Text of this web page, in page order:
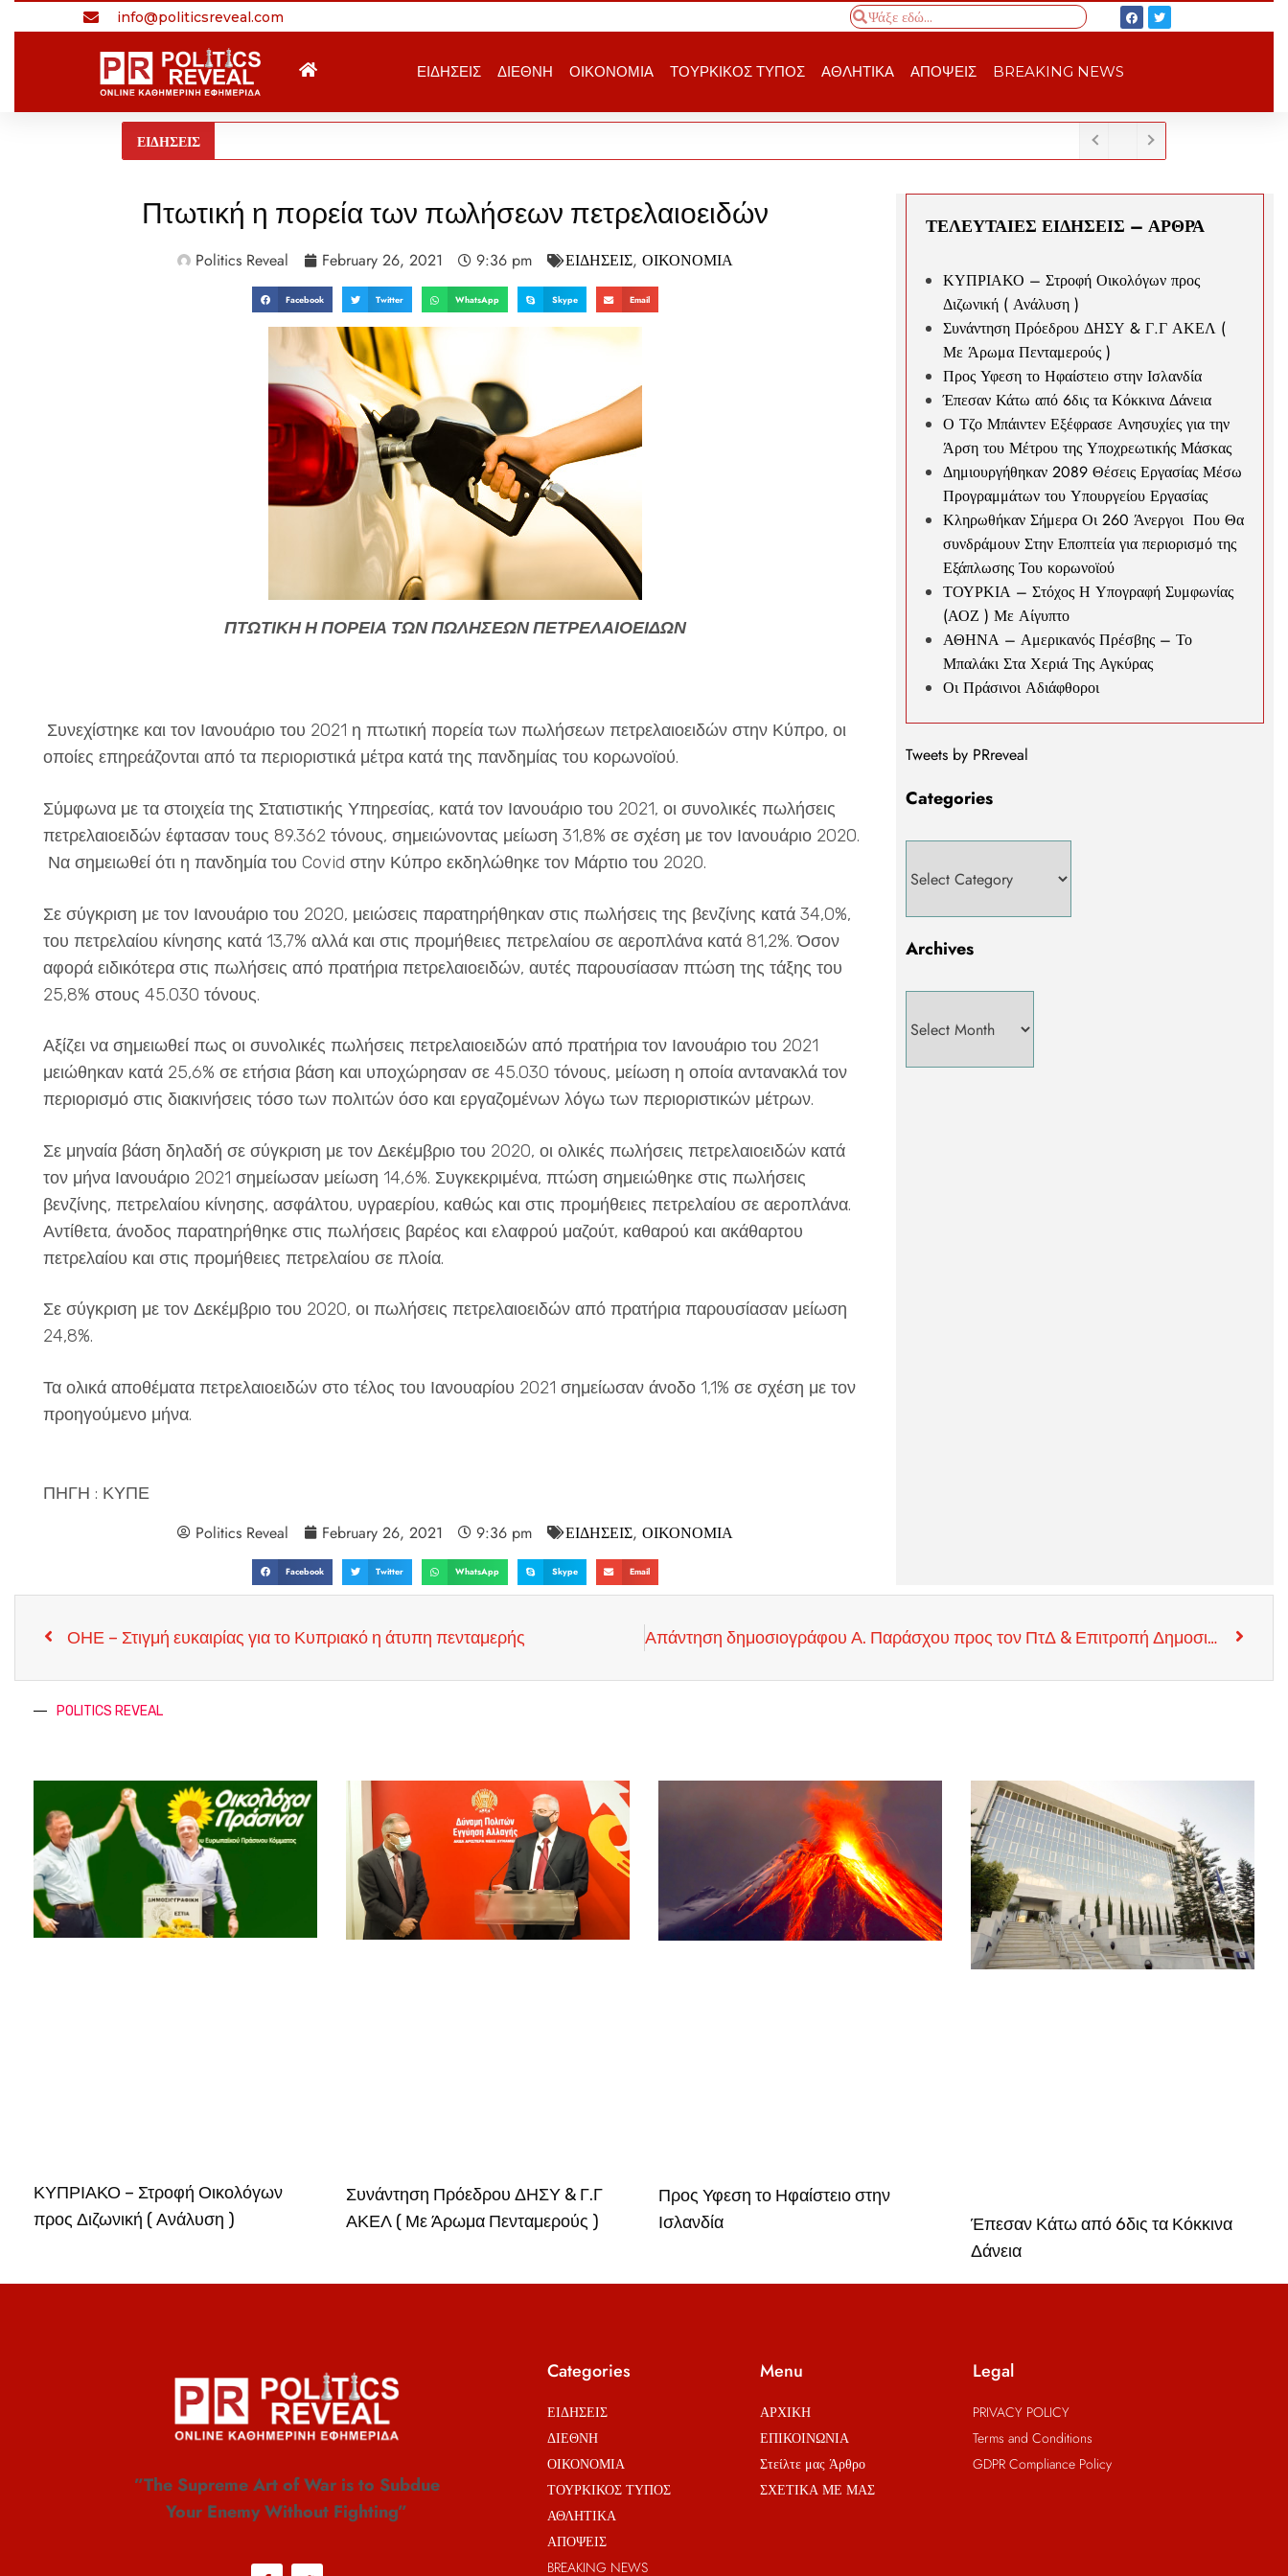
info@politicsreveal.com
ΕΙΔΗΣΕΙΣ ΔΙΕΘΝΗ ΟΙΚΟΝΟΜΙΑ ΤΟΥΡΚΙΚΟΣ ΤΥΠΟΣ ΑΘΛΗΤΙΚΑ ΑΠΟΨΕΙΣ BREAKING NEWS
ΕΙΔΗΣΕΙΣ
Πτωτική η πορεία των πωλήσεων πετρελαιοειδών
Politics Reveal February 26, 2021 9:36 pm ΕΙΔΗΣΕΙΣ, ΟΙΚΟΝΟΜΙΑ
Facebook Twitter WhatsApp Skype Email
ΠΤΩΤΙΚΗ Η ΠΟΡΕΙΑ ΤΩΝ ΠΩΛΗΣΕΩΝ ΠΕΤΡΕΛΑΙΟΕΙΔΩΝ
Συνεχίστηκε και τον Ιανουάριο του 2021 η πτωτική πορεία των πωλήσεων πετρελαιοειδών στην Κύπρο, οι
οποίες επηρεάζονται από τα περιοριστικά μέτρα κατά της πανδημίας του κορωνοϊού.
Σύμφωνα με τα στοιχεία της Στατιστικής Υπηρεσίας, κατά τον Ιανουάριο του 2021, οι συνολικές πωλήσεις
πετρελαιοειδών έφτασαν τους 89.362 τόνους, σημειώνοντας μείωση 31,8% σε σχέση με τον Ιανουάριο 2020.
Να σημειωθεί ότι η πανδημία του Covid στην Κύπρο εκδηλώθηκε τον Μάρτιο του 2020.
Σε σύγκριση με τον Ιανουάριο του 2020, μειώσεις παρατηρήθηκαν στις πωλήσεις της βενζίνης κατά 34,0%,
του πετρελαίου κίνησης κατά 13,7% αλλά και στις προμήθειες πετρελαίου σε αεροπλάνα κατά 81,2%. Όσον
αφορά ειδικότερα στις πωλήσεις από πρατήρια πετρελαιοειδών, αυτές παρουσίασαν πτώση της τάξης του
25,8% στους 45.030 τόνους.
Αξίζει να σημειωθεί πως οι συνολικές πωλήσεις πετρελαιοειδών από πρατήρια τον Ιανουάριο του 2021
μειώθηκαν κατά 25,6% σε ετήσια βάση και υποχώρησαν σε 45.030 τόνους, μείωση η οποία αντανακλά τον
περιορισμό στις διακινήσεις τόσο των πολιτών όσο και εργαζομένων λόγω των περιοριστικών μέτρων.
Σε μηναία βάση δηλαδή σε σύγκριση με τον Δεκέμβριο του 2020, οι ολικές πωλήσεις πετρελαιοειδών κατά
τον μήνα Ιανουάριο 2021 σημείωσαν μείωση 14,6%. Συγκεκριμένα, πτώση σημειώθηκε στις πωλήσεις
βενζίνης, πετρελαίου κίνησης, ασφάλτου, υγραερίου, καθώς και στις προμήθειες πετρελαίου σε αεροπλάνα.
Αντίθετα, άνοδος παρατηρήθηκε στις πωλήσεις βαρέος και ελαφρού μαζούτ, καθαρού και ακάθαρτου
πετρελαίου και στις προμήθειες πετρελαίου σε πλοία.
Σε σύγκριση με τον Δεκέμβριο του 2020, οι πωλήσεις πετρελαιοειδών από πρατήρια παρουσίασαν μείωση
24,8%.
Τα ολικά αποθέματα πετρελαιοειδών στο τέλος του Ιανουαρίου 2021 σημείωσαν άνοδο 1,1% σε σχέση με τον
προηγούμενο μήνα.
ΠΗΓΗ : ΚΥΠΕ
Politics Reveal February 26, 2021 9:36 pm ΕΙΔΗΣΕΙΣ, ΟΙΚΟΝΟΜΙΑ
Facebook Twitter WhatsApp Skype Email
ΤΕΛΕΥΤΑΙΕΣ ΕΙΔΗΣΕΙΣ – ΑΡΘΡΑ
ΚΥΠΡΙΑΚΟ – Στροφή Οικολόγων προς
Διζωνική ( Ανάλυση )
Συνάντηση Πρόεδρου ΔΗΣΥ & Γ.Γ ΑΚΕΛ (
Με Άρωμα Πενταμερούς )
Προς Υφεση το Ηφαίστειο στην Ισλανδία
Έπεσαν Κάτω από 6δις τα Κόκκινα Δάνεια
Ο Τζο Μπάιντεν Εξέφρασε Ανησυχίες για την
Άρση του Μέτρου της Υποχρεωτικής Μάσκας
Δημιουργήθηκαν 2089 Θέσεις Εργασίας Μέσω
Προγραμμάτων του Υπουργείου Εργασίας
Κληρωθήκαν Σήμερα Οι 260 Άνεργοι Που Θα
συνδράμουν Στην Εποπτεία για περιορισμό της
Εξάπλωσης Του κορωνοϊού
ΤΟΥΡΚΙΑ – Στόχος Η Υπογραφή Συμφωνίας
(ΑΟΖ ) Με Αίγυπτο
ΑΘΗΝΑ – Αμερικανός Πρέσβης – Το
Μπαλάκι Στα Χεριά Της Αγκύρας
Οι Πράσινοι Αδιάφθοροι
Tweets by PRreveal
Categories
Archives
ΟΗΕ – Στιγμή ευκαιρίας για το Κυπριακό η άτυπη πενταμερής Απάντηση δημοσιογράφου Α. Παράσχου προς τον ΠτΔ & Επιτροπή Δημοσιογραφικής Δεοντολογίας
POLITICS REVEAL
ΚΥΠΡΙΑΚΟ – Στροφή Οικολόγων
προς Διζωνική ( Ανάλυση )
Συνάντηση Πρόεδρου ΔΗΣΥ & Γ.Γ
ΑΚΕΛ ( Με Άρωμα Πενταμερούς )
Προς Υφεση το Ηφαίστειο στην
Ισλανδία
Έπεσαν Κάτω από 6δις τα Κόκκινα
Δάνεια
”The Supreme Art of War is to Subdue
Your Enemy Without Fighting”
Categories
ΕΙΔΗΣΕΙΣ
ΔΙΕΘΝΗ
ΟΙΚΟΝΟΜΙΑ
ΤΟΥΡΚΙΚΟΣ ΤΥΠΟΣ
ΑΘΛΗΤΙΚΑ
ΑΠΟΨΕΙΣ
BREAKING NEWS
Menu
ΑΡΧΙΚΗ
ΕΠΙΚΟΙΝΩΝΙΑ
Στείλτε μας Άρθρο
ΣΧΕΤΙΚΑ ΜΕ ΜΑΣ
Legal
PRIVACY POLICY
Terms and Conditions
GDPR Compliance Policy